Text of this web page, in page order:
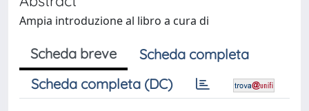
Ampia introduzione al libro a cura di
Scheda breve
Scheda completa
Scheda completa (DC)